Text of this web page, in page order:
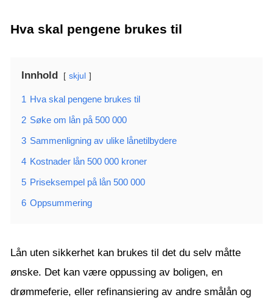
Hva skal pengene brukes til
Innhold skjul
1 Hva skal pengene brukes til
2 Søke om lån på 500 000
3 Sammenligning av ulike lånetilbydere
4 Kostnader lån 500 000 kroner
5 Priseksempel på lån 500 000
6 Oppsummering
Lån uten sikkerhet kan brukes til det du selv måtte
ønske. Det kan være oppussing av boligen, en
drømmeferie, eller refinansiering av andre smålån og